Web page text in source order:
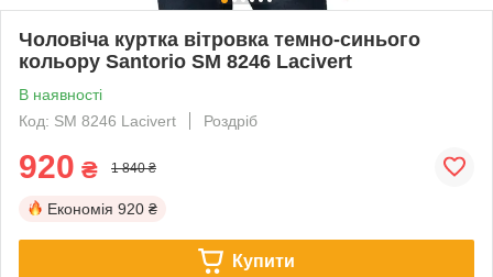
Чоловіча куртка вітровка темно-синього
кольору Santorio SM 8246 Lacivert
В наявності
Код: SM 8246 Lacivert
Роздріб
920 ₴ 1 840 ₴
Економія 920 ₴
Купити